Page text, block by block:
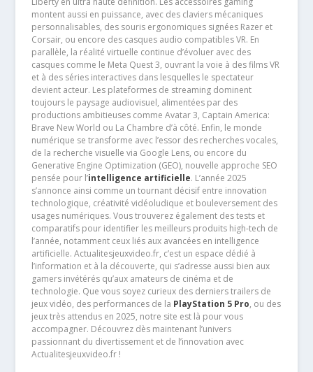
montent aussi en puissance, avec des claviers mécaniques
personnalisables, des souris ergonomiques signées Razer et
Corsair, ou encore des casques audio compatibles VR. En
parallèle, la réalité virtuelle continue d’évoluer avec des
casques comme le Meta Quest 3, ouvrant la voie à des films VR
et à des séries interactives dans lesquelles le spectateur
devient acteur. Les plateformes de streaming dominent
toujours le paysage audiovisuel, alimentées par des
productions ambitieuses comme Avatar 3, Captain America:
Brave New World ou La Chambre d’à côté. Enfin, le monde
numérique se transforme avec l’essor des recherches vocales,
de la recherche visuelle via Google Lens, ou encore du
Generative Engine Optimization (GEO), nouvelle approche SEO
pensée pour l’intelligence artificielle. L’année 2025
s’annonce ainsi comme un tournant décisif entre innovation
technologique, créativité vidéoludique et bouleversement des
usages numériques. Vous trouverez également des tests et
comparatifs pour identifier les meilleurs produits high-tech de
l’année, notamment ceux liés aux avancées en intelligence
artificielle. Actualitesjeuxvideo.fr, c’est un espace dédié à
l’information et à la découverte, qui s’adresse aussi bien aux
gamers invétérés qu’aux amateurs de cinéma et de
technologie. Que vous soyez curieux des derniers trailers de
jeux vidéo, des performances de la PlayStation 5 Pro, ou des
jeux très attendus en 2025, notre site est là pour vous
accompagner. Découvrez dès maintenant l’univers
passionnant du divertissement et de l’innovation avec
Actualitesjeuxvideo.fr !